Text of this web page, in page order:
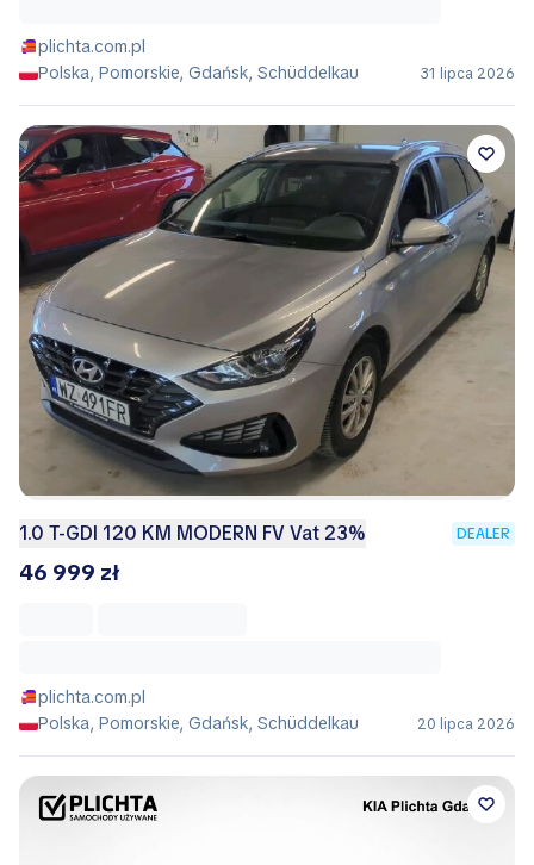
plichta.com.pl
Polska, Pomorskie, Gdańsk, Schüddelkau
31 lipca 2026
1.0 T-GDI 120 KM MODERN FV Vat 23% DEALER
46 999 zł
plichta.com.pl
Polska, Pomorskie, Gdańsk, Schüddelkau
20 lipca 2026